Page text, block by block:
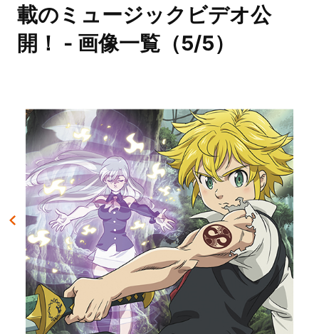
載のミュージックビデオ公
開！ - 画像一覧（5/5）